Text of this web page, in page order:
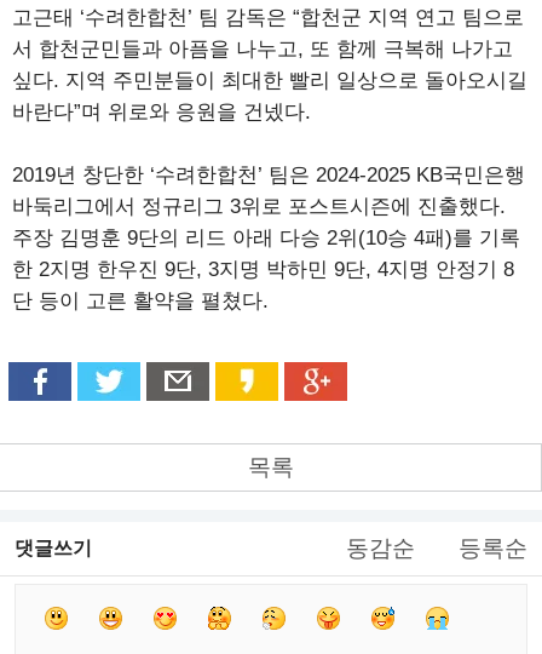
고근태 ‘수려한합천’ 팀 감독은 “합천군 지역 연고 팀으로
서 합천군민들과 아픔을 나누고, 또 함께 극복해 나가고
싶다. 지역 주민분들이 최대한 빨리 일상으로 돌아오시길
바란다”며 위로와 응원을 건넸다.
2019년 창단한 ‘수려한합천’ 팀은 2024-2025 KB국민은행
바둑리그에서 정규리그 3위로 포스트시즌에 진출했다.
주장 김명훈 9단의 리드 아래 다승 2위(10승 4패)를 기록
한 2지명 한우진 9단, 3지명 박하민 9단, 4지명 안정기 8
단 등이 고른 활약을 펼쳤다.
목록
댓글쓰기 동감순 등록순